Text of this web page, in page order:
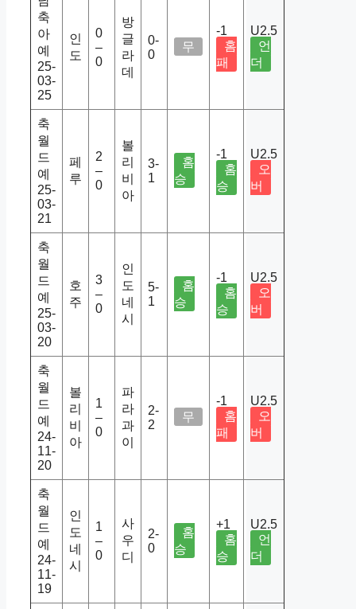
축
아
예
25-
03-
25
인
도
0
–
0
방
글
라
데
0-
0
무
-1
홈
패
U2.5
언
더
축
월
드
예
25-
03-
21
페
루
2
–
0
볼
리
비
아
3-
1
홈
승
-1
홈
승
U2.5
오
버
축
월
드
예
25-
03-
20
호
주
3
–
0
인
도
네
시
5-
1
홈
승
-1
홈
승
U2.5
오
버
축
월
드
예
24-
11-
20
볼
리
비
아
1
–
0
파
라
과
이
2-
2
무
-1
홈
패
U2.5
오
버
축
월
드
예
24-
11-
19
인
도
네
시
1
–
0
사
우
디
2-
0
홈
승
+1
홈
승
U2.5
언
더